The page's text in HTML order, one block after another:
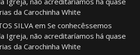
da Carochinha White
SILVAem Se conhecêssemos
Igreja, não acreditaríamos há quase
da Carochinha White